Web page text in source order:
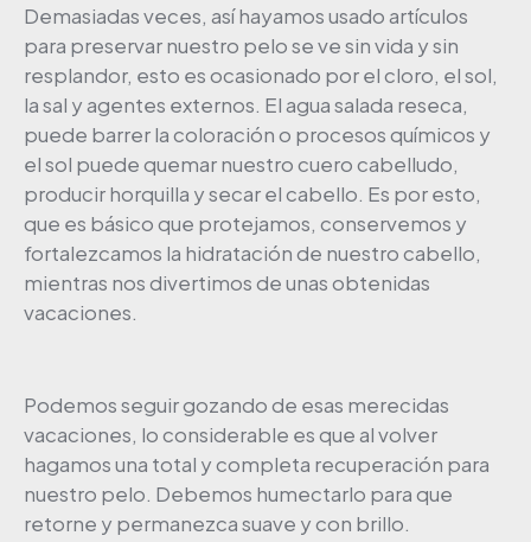
Demasiadas veces, así hayamos usado artículos
para preservar nuestro pelo se ve sin vida y sin
resplandor, esto es ocasionado por el cloro, el sol,
la sal y agentes externos. El agua salada reseca,
puede barrer la coloración o procesos químicos y
el sol puede quemar nuestro cuero cabelludo,
producir horquilla y secar el cabello. Es por esto,
que es básico que protejamos, conservemos y
fortalezcamos la hidratación de nuestro cabello,
mientras nos divertimos de unas obtenidas
vacaciones.
Podemos seguir gozando de esas merecidas
vacaciones, lo considerable es que al volver
hagamos una total y completa recuperación para
nuestro pelo. Debemos humectarlo para que
retorne y permanezca suave y con brillo.